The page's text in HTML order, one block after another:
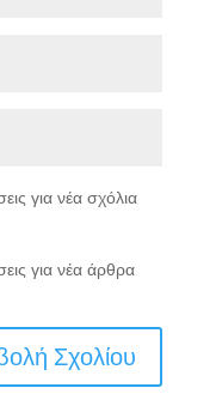
για νέα σχόλια
για νέα άρθρα